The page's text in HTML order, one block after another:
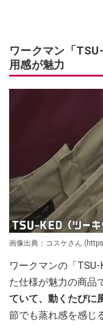
ワークマン「
用感が魅力
画像出典：コスケさん
ワークマンの「
た仕様が魅力の商品
ていて、動くたびに
節でも蒸れ感を感じ